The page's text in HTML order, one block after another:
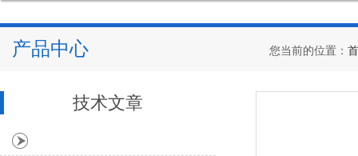
产品中心 您当前的位置：
技术文章